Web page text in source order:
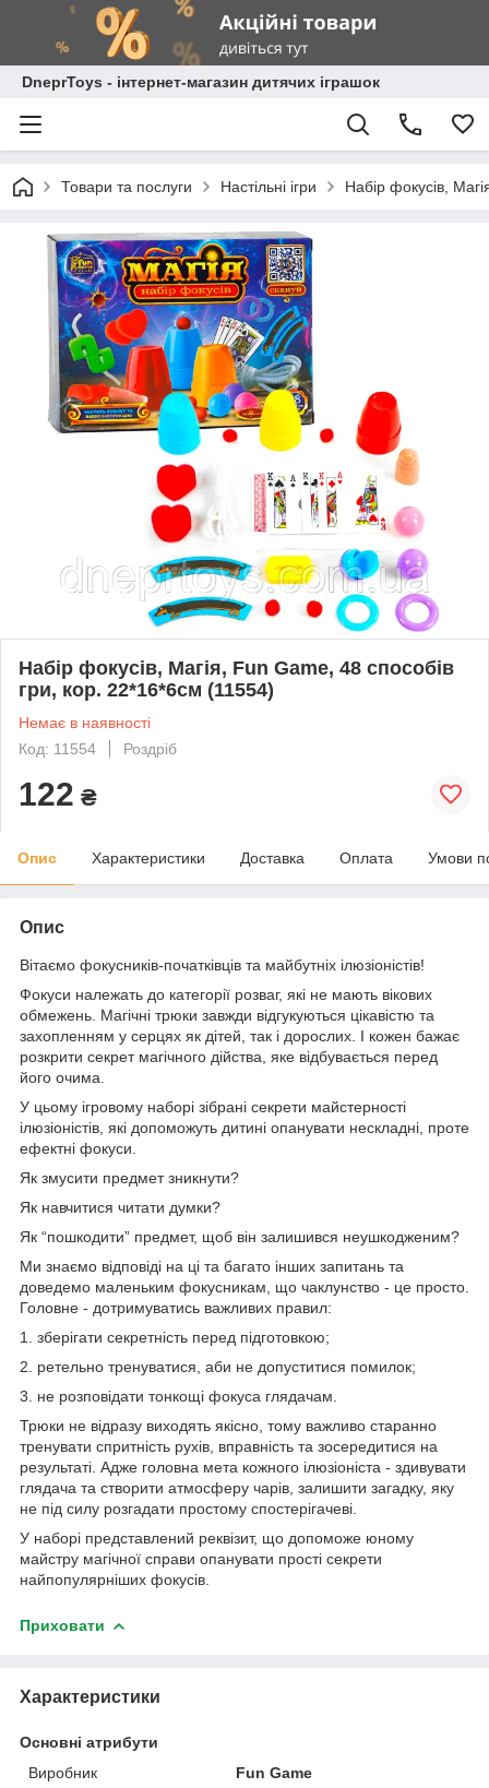
DneprToys - інтернет-магазин дитячих іграшок
Товари та послуги Настільні ігри Набір фокусів,
Набір фокусів, Магія, Fun Game, 48 способів
гри, кор. 22*16*6см (11554)
Немає в наявності
Код: 11554
Роздріб
122 ₴
Опис Характеристики Доставка Оплата Умови
Опис
Вітаємо фокусників-початківців та майбутніх ілюзіоністів!
Фокуси належать до категорії розваг, які не мають вікових
обмежень. Магічні трюки завжди відгукуються цікавістю та
захопленням у серцях як дітей, так і дорослих. І кожен бажає
розкрити секрет магічного дійства, яке відбувається перед
його очима.
У цьому ігровому наборі зібрані секрети майстерності
ілюзіоністів, які допоможуть дитині опанувати нескладні, проте
ефектні фокуси.
Як змусити предмет зникнути?
Як навчитися читати думки?
Як “пошкодити” предмет, щоб він залишився неушкодженим?
Ми знаємо відповіді на ці та багато інших запитань та
доведемо маленьким фокусникам, що чаклунство - це просто.
Головне - дотримуватись важливих правил:
1. зберігати секретність перед підготовкою;
2. ретельно тренуватися, аби не допуститися помилок;
3. не розповідати тонкощі фокуса глядачам.
Трюки не відразу виходять якісно, тому важливо старанно
тренувати спритність рухів, вправність та зосередитися на
результаті. Адже головна мета кожного ілюзіоніста - здивувати
глядача та створити атмосферу чарів, залишити загадку, яку
не під силу розгадати простому спостерігачеві.
У наборі представлений реквізит, що допоможе юному
майстру магічної справи опанувати прості секрети
найпопулярніших фокусів.
Приховати
Характеристики
Основні атрибути
Виробник
Fun Game